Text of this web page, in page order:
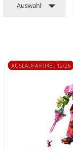
Auswahl
AUSLAUFARTIKEL 12/26